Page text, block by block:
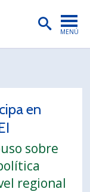
MENÚ
en
sobre
regional